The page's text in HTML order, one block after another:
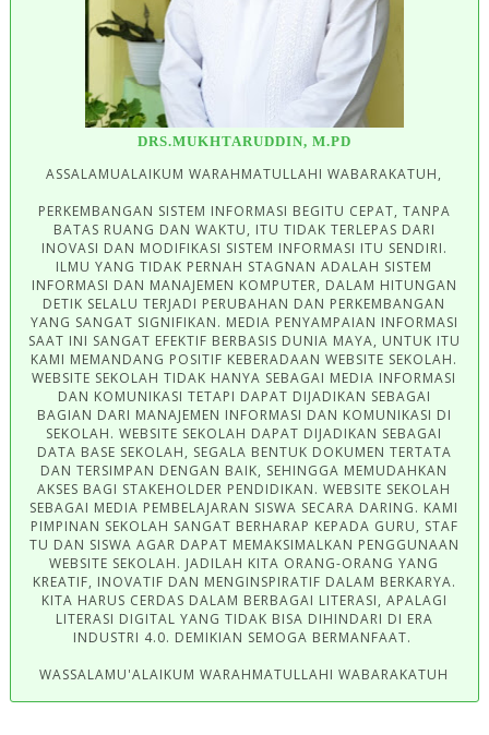
DRS.MUKHTARUDDIN, M.PD
ASSALAMUALAIKUM WARAHMATULLAHI WABARAKATUH,
PERKEMBANGAN SISTEM INFORMASI BEGITU CEPAT, TANPA
BATAS RUANG DAN WAKTU, ITU TIDAK TERLEPAS DARI
INOVASI DAN MODIFIKASI SISTEM INFORMASI ITU SENDIRI.
ILMU YANG TIDAK PERNAH STAGNAN ADALAH SISTEM
INFORMASI DAN MANAJEMEN KOMPUTER, DALAM HITUNGAN
DETIK SELALU TERJADI PERUBAHAN DAN PERKEMBANGAN
YANG SANGAT SIGNIFIKAN. MEDIA PENYAMPAIAN INFORMASI
SAAT INI SANGAT EFEKTIF BERBASIS DUNIA MAYA, UNTUK ITU
KAMI MEMANDANG POSITIF KEBERADAAN WEBSITE SEKOLAH.
WEBSITE SEKOLAH TIDAK HANYA SEBAGAI MEDIA INFORMASI
DAN KOMUNIKASI TETAPI DAPAT DIJADIKAN SEBAGAI
BAGIAN DARI MANAJEMEN INFORMASI DAN KOMUNIKASI DI
SEKOLAH. WEBSITE SEKOLAH DAPAT DIJADIKAN SEBAGAI
DATA BASE SEKOLAH, SEGALA BENTUK DOKUMEN TERTATA
DAN TERSIMPAN DENGAN BAIK, SEHINGGA MEMUDAHKAN
AKSES BAGI STAKEHOLDER PENDIDIKAN. WEBSITE SEKOLAH
SEBAGAI MEDIA PEMBELAJARAN SISWA SECARA DARING. KAMI
PIMPINAN SEKOLAH SANGAT BERHARAP KEPADA GURU, STAF
TU DAN SISWA AGAR DAPAT MEMAKSIMALKAN PENGGUNAAN
WEBSITE SEKOLAH. JADILAH KITA ORANG-ORANG YANG
KREATIF, INOVATIF DAN MENGINSPIRATIF DALAM BERKARYA.
KITA HARUS CERDAS DALAM BERBAGAI LITERASI, APALAGI
LITERASI DIGITAL YANG TIDAK BISA DIHINDARI DI ERA
INDUSTRI 4.0. DEMIKIAN SEMOGA BERMANFAAT.
WASSALAMU'ALAIKUM WARAHMATULLAHI WABARAKATUH